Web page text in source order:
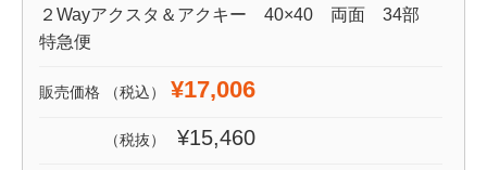
２Wayアクスタ＆アクキー 40×40 両面 34部
特急便
販売価格 （税込） ¥17,006
（税抜） ¥15,460